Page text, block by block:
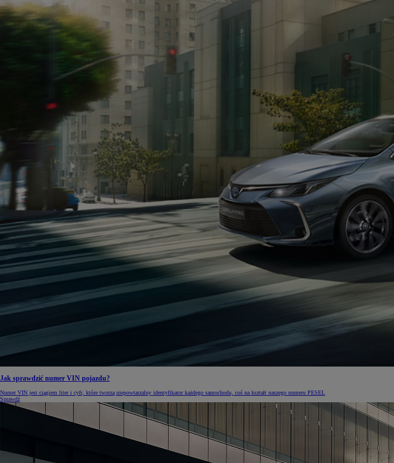
Od105 300 zł
Corolla Hatchback
Jak sprawdzić numer VIN pojazdu?
Numer VIN jest ciągiem liter i cyfr, które tworzą niepowtarzalny identyfikator każdego samochodu, coś na kształt naszego numeru PESEL
Sprawdź